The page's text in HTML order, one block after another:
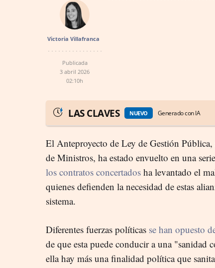
Victoria Villafranca
Publicada
3 abril 2026
02:10h
LAS CLAVES NUEVO Generado con IA
El Anteproyecto de Ley de Gestión
de Ministros, ha estado envuelto en una
los contratos concertados ha levantado el
quienes defienden la necesidad de estas
sistema.
Diferentes fuerzas políticas se han opuesto
de que esta puede conducir a una "sanidad
ella hay más una finalidad política que